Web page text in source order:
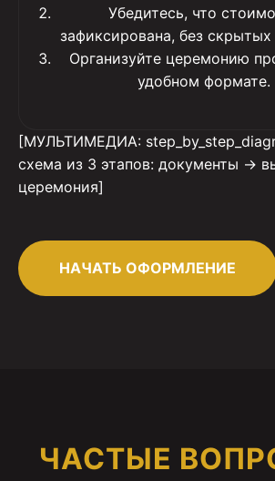
Убедитесь, что
зафиксирована, без
Организуйте церемонию
удобном формате.
[МУЛЬТИМЕДИА:
схема из 3 этапов: документы →
церемония]
НАЧАТЬ ОФОРМЛЕНИЕ
ЧАСТЫЕ